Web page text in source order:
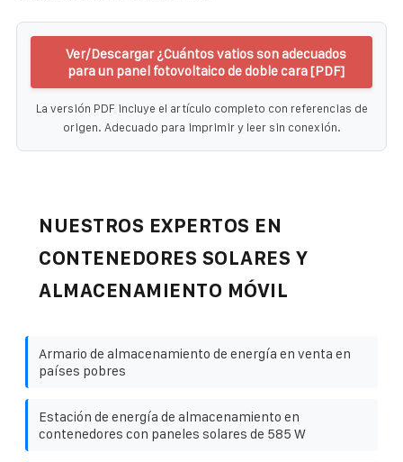
Ver/Descargar ¿Cuántos vatios son adecuados
para un panel fotovoltaico de doble cara [PDF]
La versión PDF incluye el artículo completo con referencias de
origen. Adecuado para imprimir y leer sin conexión.
NUESTROS EXPERTOS EN
CONTENEDORES SOLARES Y
ALMACENAMIENTO MÓVIL
Armario de almacenamiento de energía en venta en
países pobres
Estación de energía de almacenamiento en
contenedores con paneles solares de 585 W